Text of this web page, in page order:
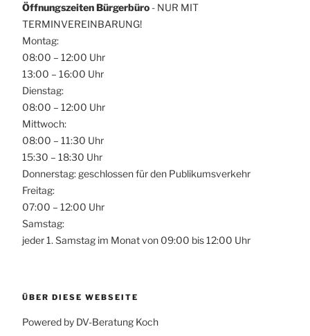
Öffnungszeiten Bürgerbüro - NUR MIT
TERMINVEREINBARUNG!
Montag:
08:00 – 12:00 Uhr
13:00 – 16:00 Uhr
Dienstag:
08:00 – 12:00 Uhr
Mittwoch:
08:00 – 11:30 Uhr
15:30 – 18:30 Uhr
Donnerstag: geschlossen für den Publikumsverkehr
Freitag:
07:00 – 12:00 Uhr
Samstag:
jeder 1. Samstag im Monat von 09:00 bis 12:00 Uhr
ÜBER DIESE WEBSEITE
Powered by DV-Beratung Koch